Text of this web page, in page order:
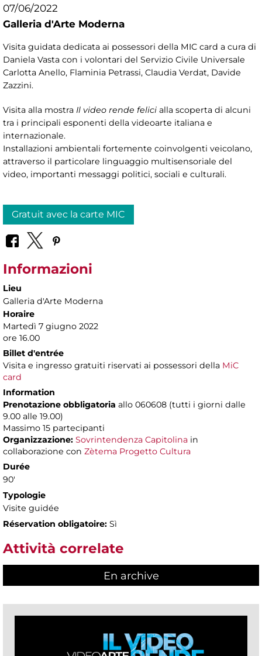
07/06/2022
Galleria d'Arte Moderna
Visita guidata dedicata ai possessori della MIC card a cura di
Daniela Vasta con i volontari del Servizio Civile Universale
Carlotta Anello, Flaminia Petrassi, Claudia Verdat, Davide
Zazzini.
Visita alla mostra Il video rende felici alla scoperta di alcuni
tra i principali esponenti della videoarte italiana e
internazionale.
Installazioni ambientali fortemente coinvolgenti veicolano,
attraverso il particolare linguaggio multisensoriale del
video, importanti messaggi politici, sociali e culturali.
Gratuit avec la carte MIC
Informazioni
Lieu
Galleria d'Arte Moderna
Horaire
Martedì 7 giugno 2022
ore 16.00
Billet d'entrée
Visita e ingresso gratuiti riservati ai possessori della MiC
card
Information
Prenotazione obbligatoria allo 060608 (tutti i giorni dalle
9.00 alle 19.00)
Massimo 15 partecipanti
Organizzazione: Sovrintendenza Capitolina in
collaborazione con Zètema Progetto Cultura
Durée
90'
Typologie
Visite guidée
Réservation obligatoire: Sì
Attività correlate
En archive